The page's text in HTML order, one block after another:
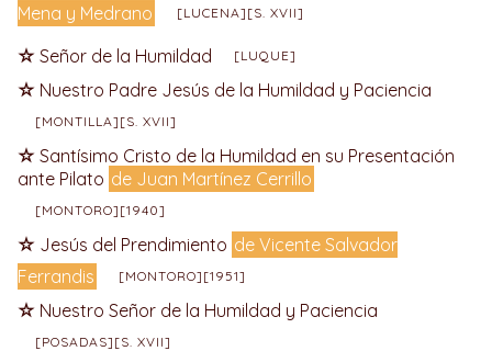
Mena y Medrano
[LUCENA][S. XVII]
Señor de la Humildad [LUQUE]
Nuestro Padre Jesús de la Humildad y Paciencia
[MONTILLA][S. XVII]
Santísimo Cristo de la Humildad en su Presentación
ante Pilato de Juan Martínez Cerrillo
[MONTORO][1940]
Jesús del Prendimiento de Vicente Salvador
Ferrandis
[MONTORO][1951]
Nuestro Señor de la Humildad y Paciencia
[POSADAS][S. XVII]